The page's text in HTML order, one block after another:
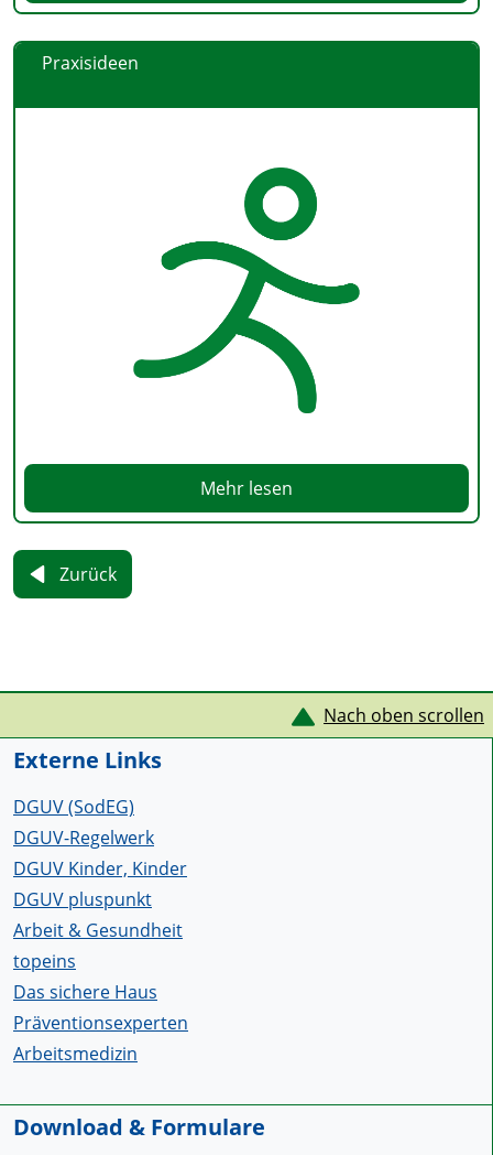
Praxisideen
Mehr lesen
Zurück
Service Informationen Nach oben scrollen
Externe Links
DGUV (SodEG)
DGUV-Regelwerk
DGUV Kinder, Kinder
DGUV pluspunkt
Arbeit & Gesundheit
topeins
Das sichere Haus
Präventionsexperten
Arbeitsmedizin
Download & Formulare